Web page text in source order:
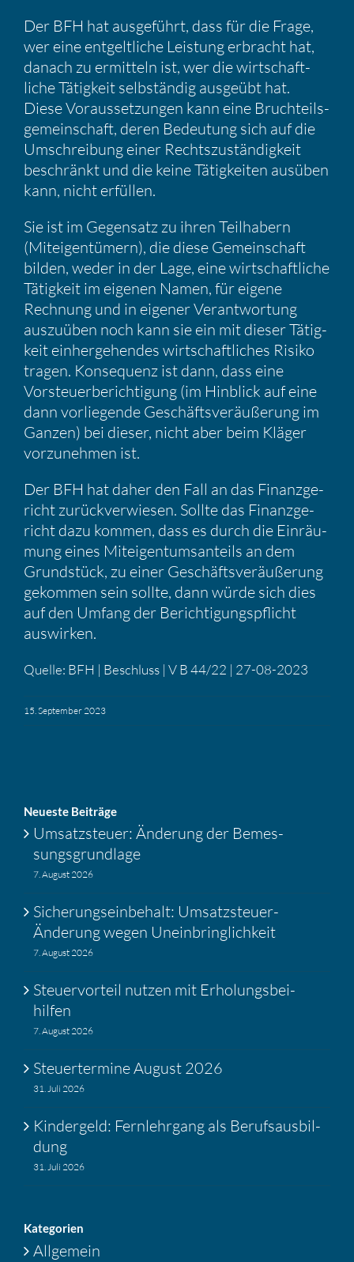
Der BFH hat ausge­führt, dass für die Frage,
wer eine entgelt­liche Leistung erbracht hat,
danach zu ermit­teln ist, wer die wirtschaft­
liche Tätig­keit selbständig ausgeübt hat.
Diese Voraus­set­zungen kann eine Bruch­teils­
ge­mein­schaft, deren Bedeu­tung sich auf die
Umschrei­bung einer Rechts­zu­stän­dig­keit
beschränkt und die keine Tätig­keiten ausüben
kann, nicht erfüllen.
Sie ist im Gegen­satz zu ihren Teilha­bern
(Mitei­gen­tü­mern), die diese Gemein­schaft
bilden, weder in der Lage, eine wirtschaft­liche
Tätig­keit im eigenen Namen, für eigene
Rechnung und in eigener Verant­wor­tung
auszu­üben noch kann sie ein mit dieser Tätig­
keit einher­ge­hendes wirtschaft­li­ches Risiko
tragen. Konse­quenz ist dann, dass eine
Vorsteu­er­be­rich­ti­gung (im Hinblick auf eine
dann vorlie­gende Geschäfts­ver­äu­ße­rung im
Ganzen) bei dieser, nicht aber beim Kläger
vorzu­nehmen ist.
Der BFH hat daher den Fall an das Finanz­ge­
richt zurück­ver­wiesen. Sollte das Finanz­ge­
richt dazu kommen, dass es durch die Einräu­
mung eines Mitei­gen­tums­an­teils an dem
Grund­stück, zu einer Geschäfts­ver­äu­ße­rung
gekommen sein sollte, dann würde sich dies
auf den Umfang der Berich­ti­gungs­pflicht
auswirken.
Quelle: BFH | Beschluss | V B 44/22 | 27-08-2023
15. September 2023
Neueste Beiträge
Umsatz­steuer: Änderung der Bemes­
sungs­grund­lage
7. August 2026
Siche­rungs­ein­be­halt: Umsatz­steuer-
Änderung wegen Unein­bring­lich­keit
7. August 2026
Steuer­vor­teil nutzen mit Erholungs­bei­
hilfen
7. August 2026
Steuer­ter­mine August 2026
31. Juli 2026
Kinder­geld: Fernlehr­gang als Berufs­aus­bil­
dung
31. Juli 2026
Katego­rien
Allgemein